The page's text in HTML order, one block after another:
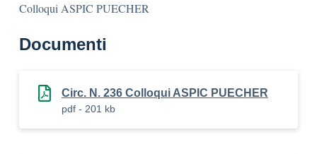
Colloqui ASPIC PUECHER
Documenti
Circ. N. 236 Colloqui ASPIC PUECHER
pdf - 201 kb